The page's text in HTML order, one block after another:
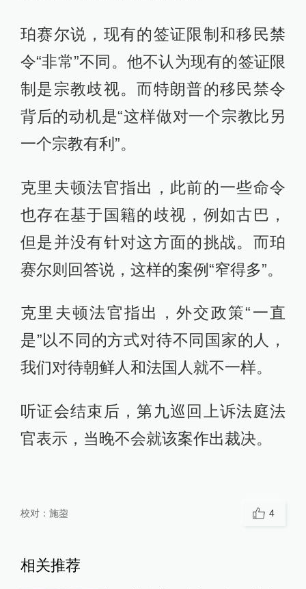
珀赛尔说，现有的签证限制和移民禁
令“非常”不同。他不认为现有的签证限
制是宗教歧视。而特朗普的移民禁令
背后的动机是“这样做对一个宗教比另
一个宗教有利”。
克里夫顿法官指出，此前的一些命令
也存在基于国籍的歧视，例如古巴，
但是并没有针对这方面的挑战。而珀
赛尔则回答说，这样的案例“窄得多”。
克里夫顿法官指出，外交政策“一直
是”以不同的方式对待不同国家的人，
我们对待朝鲜人和法国人就不一样。
听证会结束后，第九巡回上诉法庭法
官表示，当晚不会就该案作出裁决。
校对： 施鋆 4
相关推荐